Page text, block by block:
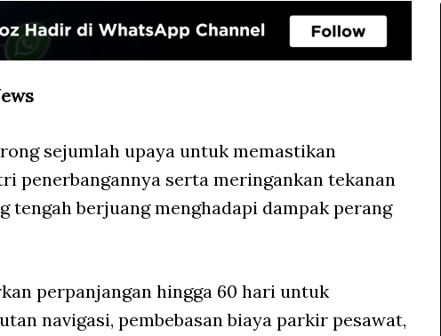
sejumlah upaya untuk memastikan
penerbangannya serta meringankan tekanan
tengah berjuang menghadapi dampak perang
perpanjangan hingga 60 hari untuk
navigasi, pembebasan biaya parkir pesawat,